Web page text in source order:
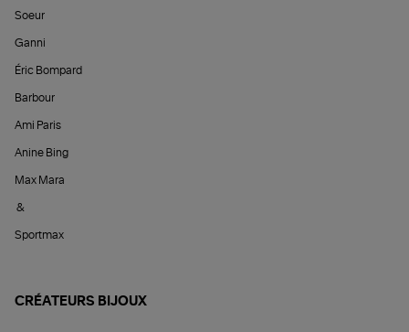
Soeur
Ganni
Éric Bompard
Barbour
Ami Paris
Anine Bing
Max Mara
&
Sportmax
CRÉATEURS BIJOUX